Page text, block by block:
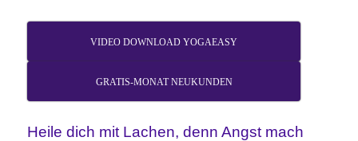
VIDEO DOWNLOAD YOGAEASY
GRATIS-MONAT NEUKUNDEN
Heile dich mit Lachen, denn Angst mach